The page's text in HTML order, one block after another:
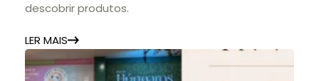
descobrir produtos.
LER MAIS